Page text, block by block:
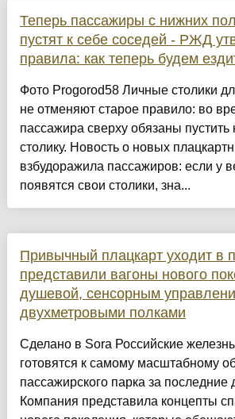
Теперь пассажиры с нижних
пустят к себе соседей - РЖД
правила: как теперь будем
Фото Progorod58 Личные столики
не отменяют старое правило: во
пассажира сверху обязаны
столику. Новость о новых
взбудоражила пассажиров: если у
появятся свои столики, зна...
Привычный плацкарт уходит
представили вагоны нового
душевой, сенсорным
двухметровыми полками
Сделано в Sora Российские
готовятся к самому масштабному
пассажирского парка за последние
Компания представила концепты